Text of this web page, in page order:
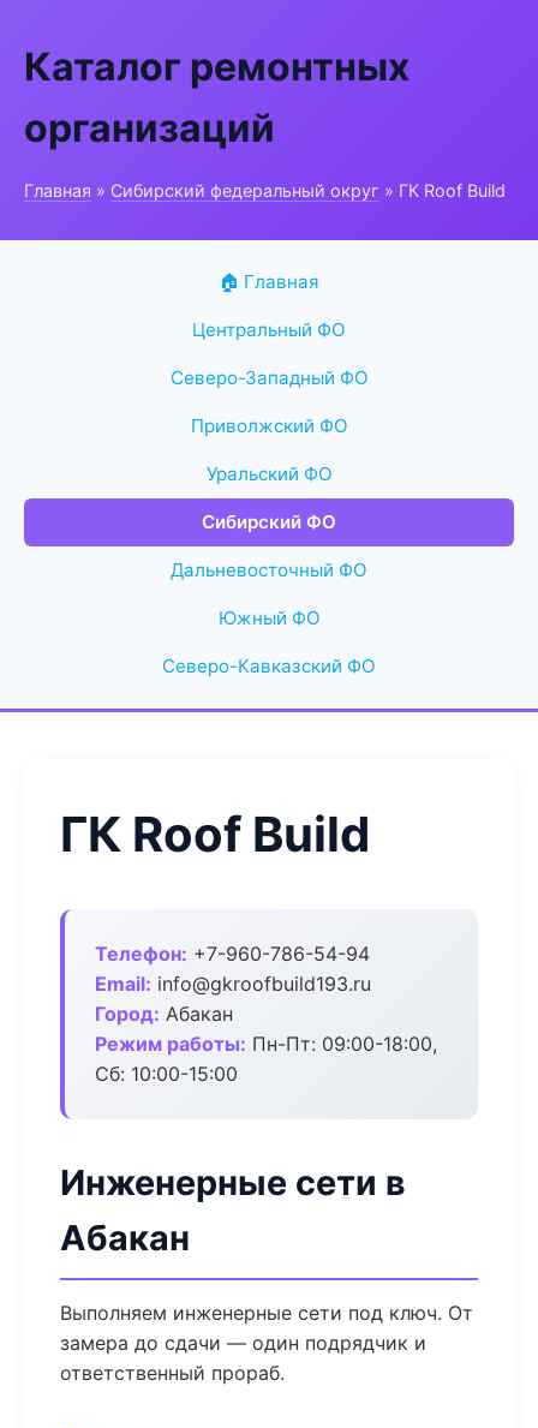
Каталог ремонтных
организаций
Главная » Сибирский федеральный округ » ГК Roof Build
🏠 Главная
Центральный ФО
Северо-Западный ФО
Приволжский ФО
Уральский ФО
Сибирский ФО
Дальневосточный ФО
Южный ФО
Северо-Кавказский ФО
ГК Roof Build
Телефон: +7-960-786-54-94
Email: info@gkroofbuild193.ru
Город: Абакан
Режим работы: Пн-Пт: 09:00-18:00,
Сб: 10:00-15:00
Инженерные сети в
Абакан
Выполняем инженерные сети под ключ. От
замера до сдачи — один подрядчик и
ответственный прораб.